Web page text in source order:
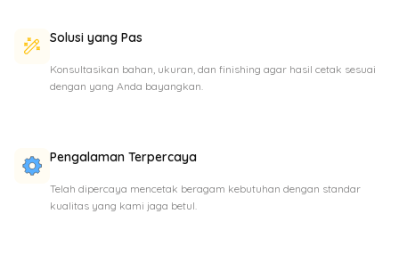
Solusi yang Pas
Konsultasikan bahan, ukuran, dan finishing agar hasil cetak sesuai
dengan yang Anda bayangkan.
Pengalaman Terpercaya
Telah dipercaya mencetak beragam kebutuhan dengan standar
kualitas yang kami jaga betul.